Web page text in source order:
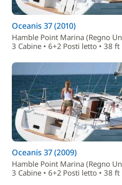
Oceanis 37 (2010)
Hamble Point Marina (Regno
3 Cabine • 6+2 Posti letto • 38 ft
Oceanis 37 (2009)
Hamble Point Marina (Regno
3 Cabine • 6+2 Posti letto • 38 ft